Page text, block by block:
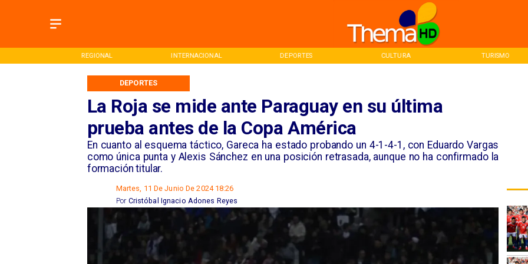
INTERNACIONAL DEPORTES CULTURA TURISMO INICIO
La Roja se mide ante Paraguay en su última
prueba antes de la Copa América
En cuanto al esquema táctico, Gareca ha estado probando un 4-1-4-1, con Eduardo Vargas
como única punta y Alexis Sánchez en una posición retrasada, aunque no ha confirmado la
formación titular.
DEPORTES
Martes, 11 De Junio De 2024 18:26
Cristóbal Ignacio Adones Reyes
Por